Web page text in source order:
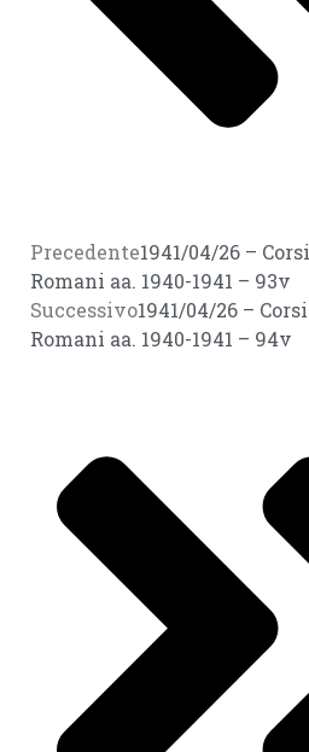
Precedente1941/04/26 –
Romani aa. 1940-1941 – 93v
Successivo1941/04/26 –
Romani aa. 1940-1941 – 94v